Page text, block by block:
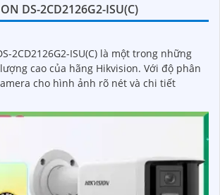
DS-2CD2126G2-ISU(C)
2CD2126G2-ISU(C) là một trong những
cao của hãng Hikvision. Với độ phân
cho hình ảnh rõ nét và chi tiết